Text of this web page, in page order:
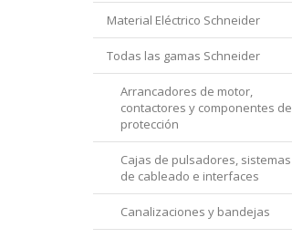
Material Eléctrico Schneider
Todas las gamas Schneider
Arrancadores de motor,
contactores y componentes de
protección
Cajas de pulsadores, sistemas
de cableado e interfaces
Canalizaciones y bandejas